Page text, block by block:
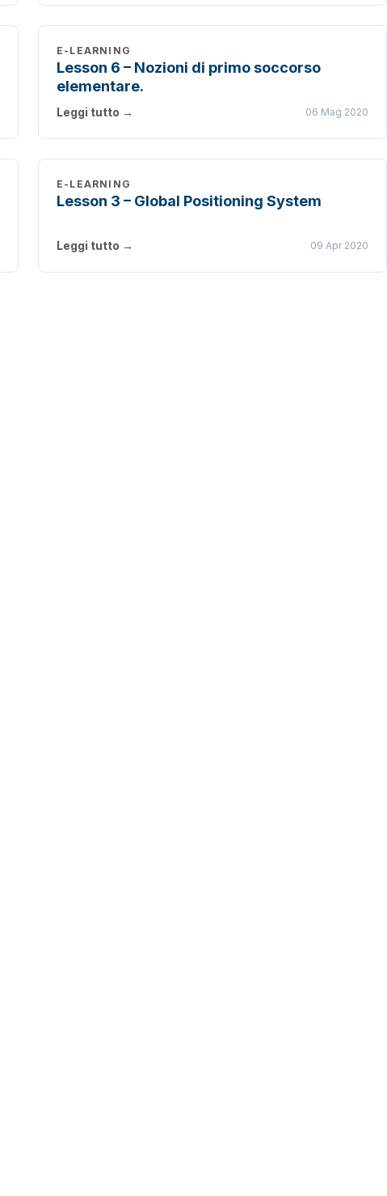
E-LEARNING
Lesson 6 – Nozioni di primo soccorso
elementare.
Leggi tutto → 06 Mag 2020
E-LEARNING
Lesson 3 – Global Positioning System
Leggi tutto → 09 Apr 2020